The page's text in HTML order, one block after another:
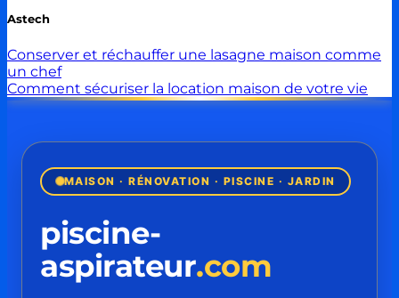
Astech
Conserver et réchauffer une lasagne maison comme
un chef
Comment sécuriser la location maison de votre vie
MAISON · RÉNOVATION · PISCINE · JARDIN
piscine-
aspirateur.com